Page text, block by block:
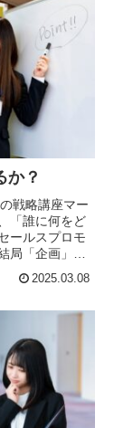
か？
戦略講座マー
「誰に何をど
ールスプロモ
局「企画」っ
...
2025.03.08